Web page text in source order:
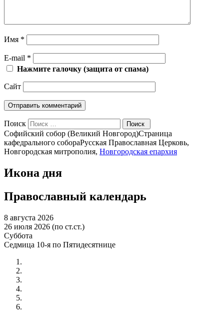
Имя *
E-mail *
Нажмите галочку (защита от спама)
Сайт
Поиск
Софийский собор (Великий Новгород)Страница
кафедрального собораРусская Православная Церковь,
Новгородская митрополия, Новгородская епархия
Икона дня
Православный календарь
8 августа 2026
26 июля 2026 (по ст.ст.)
Суббота
Седмица 10-я по Пятидесятнице